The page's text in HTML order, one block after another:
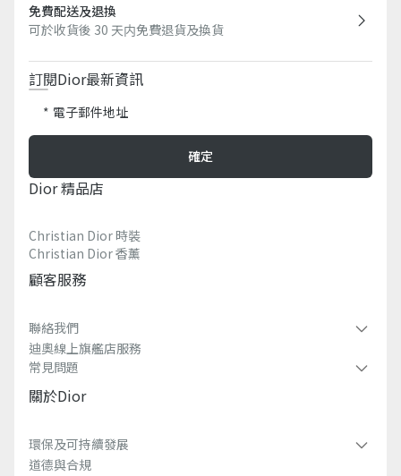
免費配送及退換
可於收貨後 30 天内免費退貨及換貨
訂閱Dior最新資訊​
電子郵件地址
確定
Dior 精品店
Christian Dior 時裝
Christian Dior 香薰​
顧客服務
聯絡我們
迪奧線上旗艦店服務
常見問題​
關於dior
環保及可持續發展​
道德與合規